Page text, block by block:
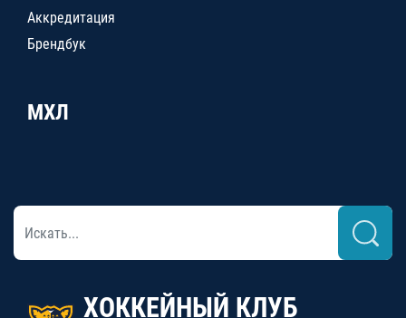
Аккредитация
Брендбук
МХЛ
ХОККЕЙНЫЙ КЛУБ